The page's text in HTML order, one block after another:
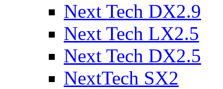
Next Tech DX2.9
Next Tech LX2.5
Next Tech DX2.5
NextTech SX2